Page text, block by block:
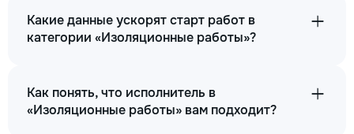
Какие данные ускорят старт работ в
категории «Изоляционные работы»?
Как понять, что исполнитель в
«Изоляционные работы» вам подходит?